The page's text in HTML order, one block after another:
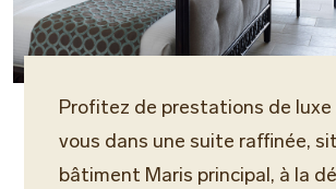
Profitez de prestations de
vous dans une suite raffinée,
bâtiment Maris principal, à la